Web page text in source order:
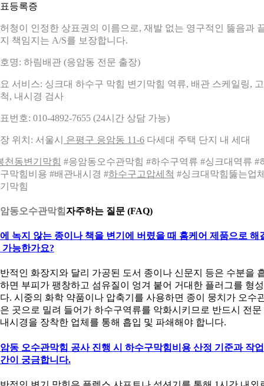
등록증
청이 인정한 상표권의 이름으로, 재발 없는 영구적인 뚫음과
책임지는 A/S를 보장합니다.
명: 하림배관 (응암동 전문 출장)
서비스: 싱크대 하수구 막힘 변기막힘 역류, 배관 스케일링,
, 내시경 검사
번호: 010-4892-7655 (24시간 상담 가능)
위치: 서울시 은평구 응암동 11-6다세대 주택 단지 내 세대
천동변기막힘 #응암동오수관막힘 #하수구역류 #싱크대역류 #
막힘비용 #배관내시경 #하수구고압세척 #싱크대막힘뚫는업
막힘
동오수관막힘자주하는 질문 (FAQ)
녹지 않는 종이나 책을 변기에 버렸을 때 홈케어 제품으로 해
가능한가요?
적인 화장지와 달리 가공된 도서 종이나 신문지 등은 수분을
면 부피가 팽창하고 섬유질이 엉겨 붙어 거대한 플러그를 형
. 시중의 화학 약품이나 압축기를 사용하면 종이 뭉치가 오수
곳으로 밀려 들어가 하수구역류를 악화시키므로 반드시 전문
시경을 장착한 업체를 통해 흡입 및 파쇄해야 합니다.
동 오수관막힘 공사 진행 시 하수구막힘비용 산정 기준과 작업
이 궁금합니다.